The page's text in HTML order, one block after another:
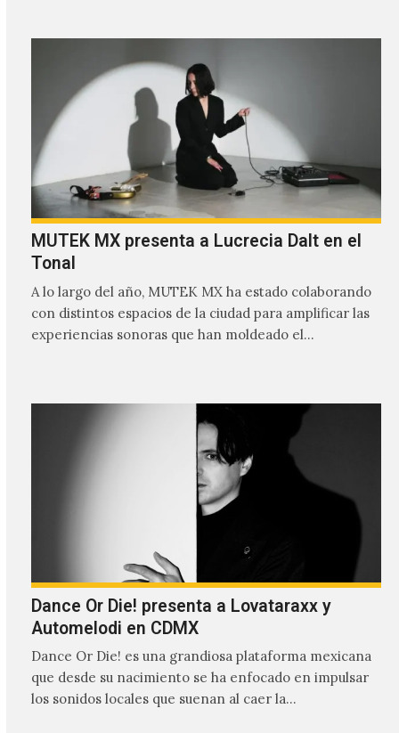
MUTEK MX presenta a Lucrecia Dalt en el
Tonal
A lo largo del año, MUTEK MX ha estado colaborando
con distintos espacios de la ciudad para amplificar las
experiencias sonoras que han moldeado el…
Dance Or Die! presenta a Lovataraxx y
Automelodi en CDMX
Dance Or Die! es una grandiosa plataforma mexicana
que desde su nacimiento se ha enfocado en impulsar
los sonidos locales que suenan al caer la…